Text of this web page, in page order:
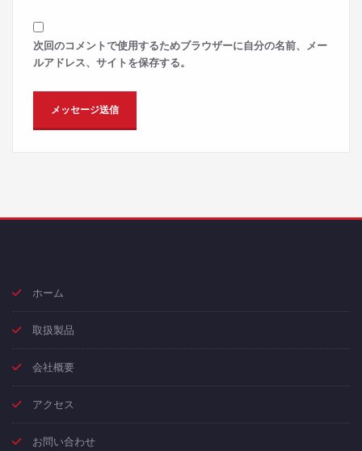
次回のコメントで使用するためブラウザーに自分の名前、メー
ルアドレス、サイトを保存する。
ホーム
取扱製品
会社概要
アクセス
お問い合わせ